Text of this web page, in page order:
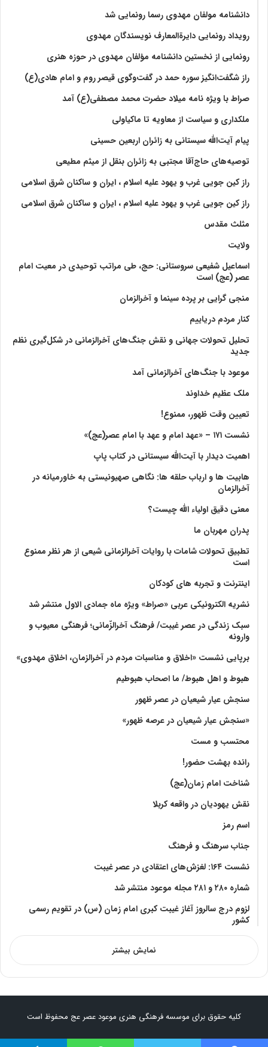
دانشنامه مولفان مهدوی رسما رونمایی شد
رویداد رونمایی دایرةالمعارف نویسندگان مهدوی
رونمایی از نخستین دانشنامه مؤلفان مهدوی در حوزه هنری
راز شگفت‌انگیز سوره حمد در گفت‌وگوی قیصر روم و امام هادی(ع)
صراط با ویژه نامه میلاد حضرت محمد مصطفی(ع) آمد
ملکداری و سیاست از معاویه تا ماکیاولی
پیام آیت‌الله سیستانی به زائران اربعین حسینی
توصیه‌های حاج‌آقا مجتبی به زائران بنقل از میثم مطیعی
راز کین جویی غرب و یهود علیه اسلام ، ایران و ساکنان شرق اسلامی
راز کین جویی غرب و یهود علیه اسلام ، ایران و ساکنان شرق اسلامی
مثلث مقدس
ولايت‏
اسماعیل شفیعی سروستانی: حج، طی مراتب توحیدی در معیت امام
عصر (عج) است
منجی گرایی بر پرده سینما و آخرالزمان
کنار مردم دریاییم
تحلیل تحولات جهانی و نقش جنگ‌های آخرالزمانی در شکل‌گیری نظم
جدید
موعود با جنگ‌های آخرالزمانی آمد
ملک عظیم خداوند
تعیین وقت ظهور، ممنوع!
نشست ۱۷۱ – «عهد امام و عهد با امام عصر(عج)»
اهمیت دیدار با آیت‌الله سیستانی در کتاب پاپ
هابیت ها و ارباب حلقه ها: نگاهی صهیونیستی به خاورمیانه در
آخرالزمان
معنی دقیق اولیاء الله چیست؟
پدران مهربان ما
تطبیق تحولات شامات با روایات آخرالزمانی شیعی از هر نظر ممنوع
است
اینترنت و تجربه های کودکان
نشریه الکترونیکی عربی «صراط» ویژه ماه جمادی الاول منتشر شد
سبک زندگی در عصر غیبت/ فرهنگ آخرالزّمانی؛ فرهنگی معیوب و
وارونه
برپایی نشست «اخلاق و مناسبات مردم در آخرالزمان، اخلاق مهدوی»
هبوط و اهل هبوط/ ما اصحاب هبوطیم
سنجش عیار شیعیان در عصر ظهور
«سنجش عیار شیعیان در عرصه ظهور»
محتسب و مست
رانده بهشت‌ حضور!
شناخت امام زمان(عج)
نقش یهودیان در واقعه کربلا
اسم رمز
جناب سرهنگ و فرهنگ
نشست ۱۶۴: لغزش‌های اعتقادی در عصر غیبت
شماره ۲۸۰ و ۲۸۱ مجله موعود منتشر شد
لزوم درج سالروز آغاز غیبت کبری امام زمان (س) در تقویم رسمی
کشور
نمایش بیشتر
کلیه حقوق برای موسسه فرهنگی هنری موعود عصر عج محفوظ است